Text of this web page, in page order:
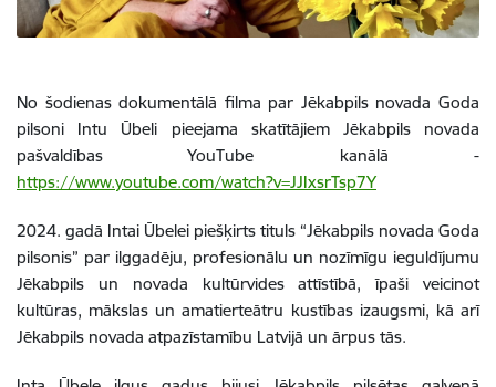
No šodienas dokumentālā filma par Jēkabpils novada Goda
pilsoni Intu Ūbeli pieejama skatītājiem Jēkabpils novada
pašvaldības YouTube kanālā -
https://www.youtube.com/watch?v=JJIxsrTsp7Y
2024. gadā Intai Ūbelei piešķirts tituls “Jēkabpils novada Goda
pilsonis” par ilggadēju, profesionālu un nozīmīgu ieguldījumu
Jēkabpils un novada kultūrvides attīstībā, īpaši veicinot
kultūras, mākslas un amatierteātru kustības izaugsmi, kā arī
Jēkabpils novada atpazīstamību Latvijā un ārpus tās.